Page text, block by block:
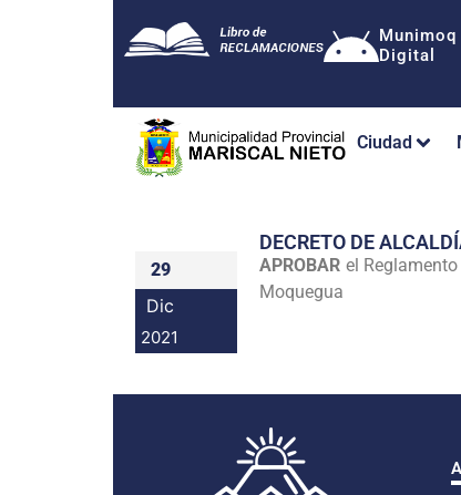
Munimoq
Digital
Ciudad
29
Dic
2021
DECRETO DE
APROBAR el
Moquegua